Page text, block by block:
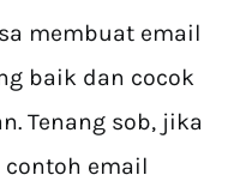
membuat email
baik dan cocok
Tenang sob, jika
email